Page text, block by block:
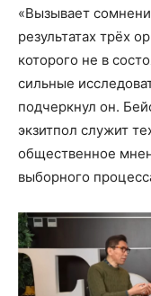
«Вызывает
результатах трёх
которого не в
сильные
подчеркнул он.
экзитпол служит
общественное
выборного